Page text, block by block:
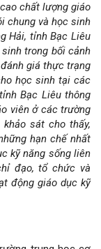
chất lượng giáo
chung và học sinh
Hải, tỉnh Bạc Liêu
trong bối cảnh
giá thực trạng
học sinh tại các
Bạc Liêu thông
viên ở các trường
sát cho thấy,
hạn chế nhất
kỹ năng sống liên
đạo, tổ chức và
động giáo dục kỹ